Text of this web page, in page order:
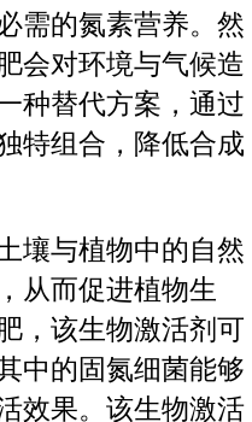
需的氮素营养。然
会对环境与气候造
种替代方案，通过
特组合，降低合成
壤与植物中的自然
从而促进植物生
，该生物激活剂可
中的固氮细菌能够
效果。该生物激活